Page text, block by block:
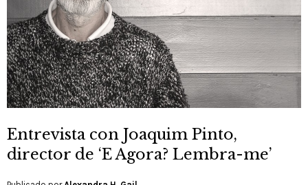
Entrevista con Joaquim Pinto,
director de ‘E Agora? Lembra-me’